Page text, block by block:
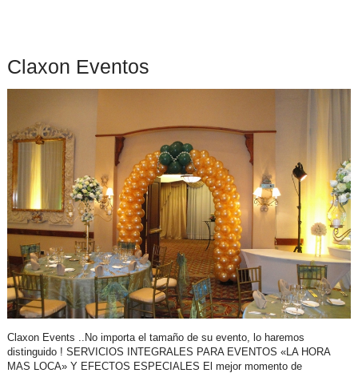
Claxon Eventos
Claxon Events ..No importa el tamaño de su evento, lo haremos
distinguido ! SERVICIOS INTEGRALES PARA EVENTOS «LA HORA
MAS LOCA» Y EFECTOS ESPECIALES El mejor momento de